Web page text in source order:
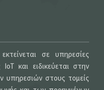
εκτείνεται σε υπηρεσίες
IoT και ειδικεύεται στην
υπηρεσιών στους τομείς